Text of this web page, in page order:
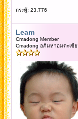
กระทู้: 23,776
Leam
Cmadong Member
Cmadong อภิมหาอมตะเซี